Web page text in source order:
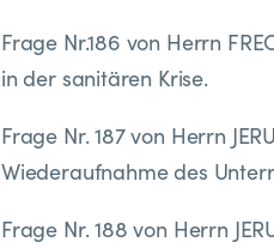
Frage Nr.186 von Herrn
in der sanitären Krise.
Frage Nr. 187 von Herrn
Wiederaufnahme des
Frage Nr. 188 von Herrn